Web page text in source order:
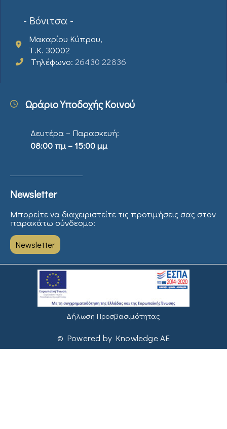
- Βόνιτσα -
Μακαρίου Κύπρου,
Τ.Κ. 30002
Τηλέφωνο: 26430 22836
Ωράριο Υποδοχής Κοινού
Δευτέρα – Παρασκευή:
08:00 πμ – 15:00 μμ
Newsletter
Μπορείτε να διαχειριστείτε τις προτιμήσεις σας στον
παρακάτω σύνδεσμο:
Newsletter
Δήλωση Προσβασιμότητας
© Powered by Knowledge AE